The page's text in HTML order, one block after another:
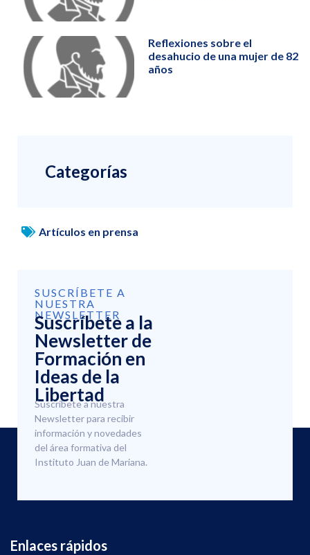
Reflexiones sobre el
desahucio de una mujer de 82
años
Categorías
Artículos en prensa
SUSCRÍBETE A
NUESTRA
NEWSLETTER
Suscríbete a la
Newsletter de
Formación en
Ideas de la
Libertad
Suscríbete a nuestra
Newsletter para recibir
información y novedades
del área formativa del
Instituto Juan de Mariana.
Enlaces rápidos